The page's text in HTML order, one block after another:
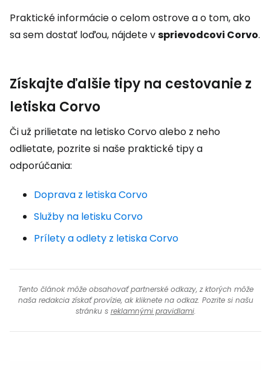
Praktické informácie o celom ostrove a o tom, ako
sa sem dostať loďou, nájdete vsprievodcovi Corvo.
Získajte ďalšie tipy na cestovanie z
letiska Corvo
Či už prilietate na letisko Corvo alebo z neho
odlietate, pozrite si naše praktické tipy a
odporúčania:
Doprava z letiska Corvo
Služby na letisku Corvo
Prílety a odlety z letiska Corvo
Tento článok môže obsahovať partnerské odkazy, z ktorých môže
naša redakcia získať provízie, ak kliknete na odkaz. Pozrite si našu
stránku s reklamnými pravidlami.